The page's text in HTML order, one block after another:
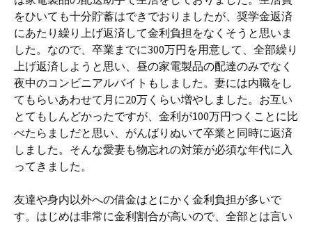
をひいても十分貯蓄はできでおりましたが、奨学金返済
にあたり繰り上げ返済して金利負担をなくそうと思いま
した。なので、卒業までに300万円を用意して、全部繰り
上げ返済しようと思い、昼の家電製品の配達のみでなく
夜中のコンビニアルバイトもしました。妻には内職をし
てもらいあわせて月に20万くらい増やしました。お互い
とてもしんどかったですが、金利が100万円つくことに比
べたらましだと思い、がんばりぬいて卒業と同時に返済
しました。そんな愛妻も物忘れの対策が必須な年代に入
ってきました。
友達や身内以外への借金はとにかく金利負担が多いで
す。はじめは非常に金利割合が高いので、全部とは言い